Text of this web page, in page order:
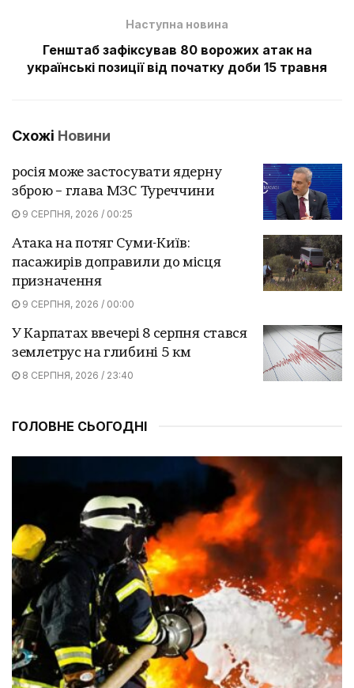
Наступна новина
Генштаб зафіксував 80 ворожих атак на
українські позиції від початку доби 15 травня
Схожі Новини
росія може застосувати ядерну
зброю – глава МЗС Туреччини
9 СЕРПНЯ, 2026 / 00:25
Атака на потяг Суми-Київ:
пасажирів доправили до місця
призначення
9 СЕРПНЯ, 2026 / 00:00
У Карпатах ввечері 8 серпня стався
землетрус на глибині 5 км
8 СЕРПНЯ, 2026 / 23:40
ГОЛОВНЕ СЬОГОДНІ